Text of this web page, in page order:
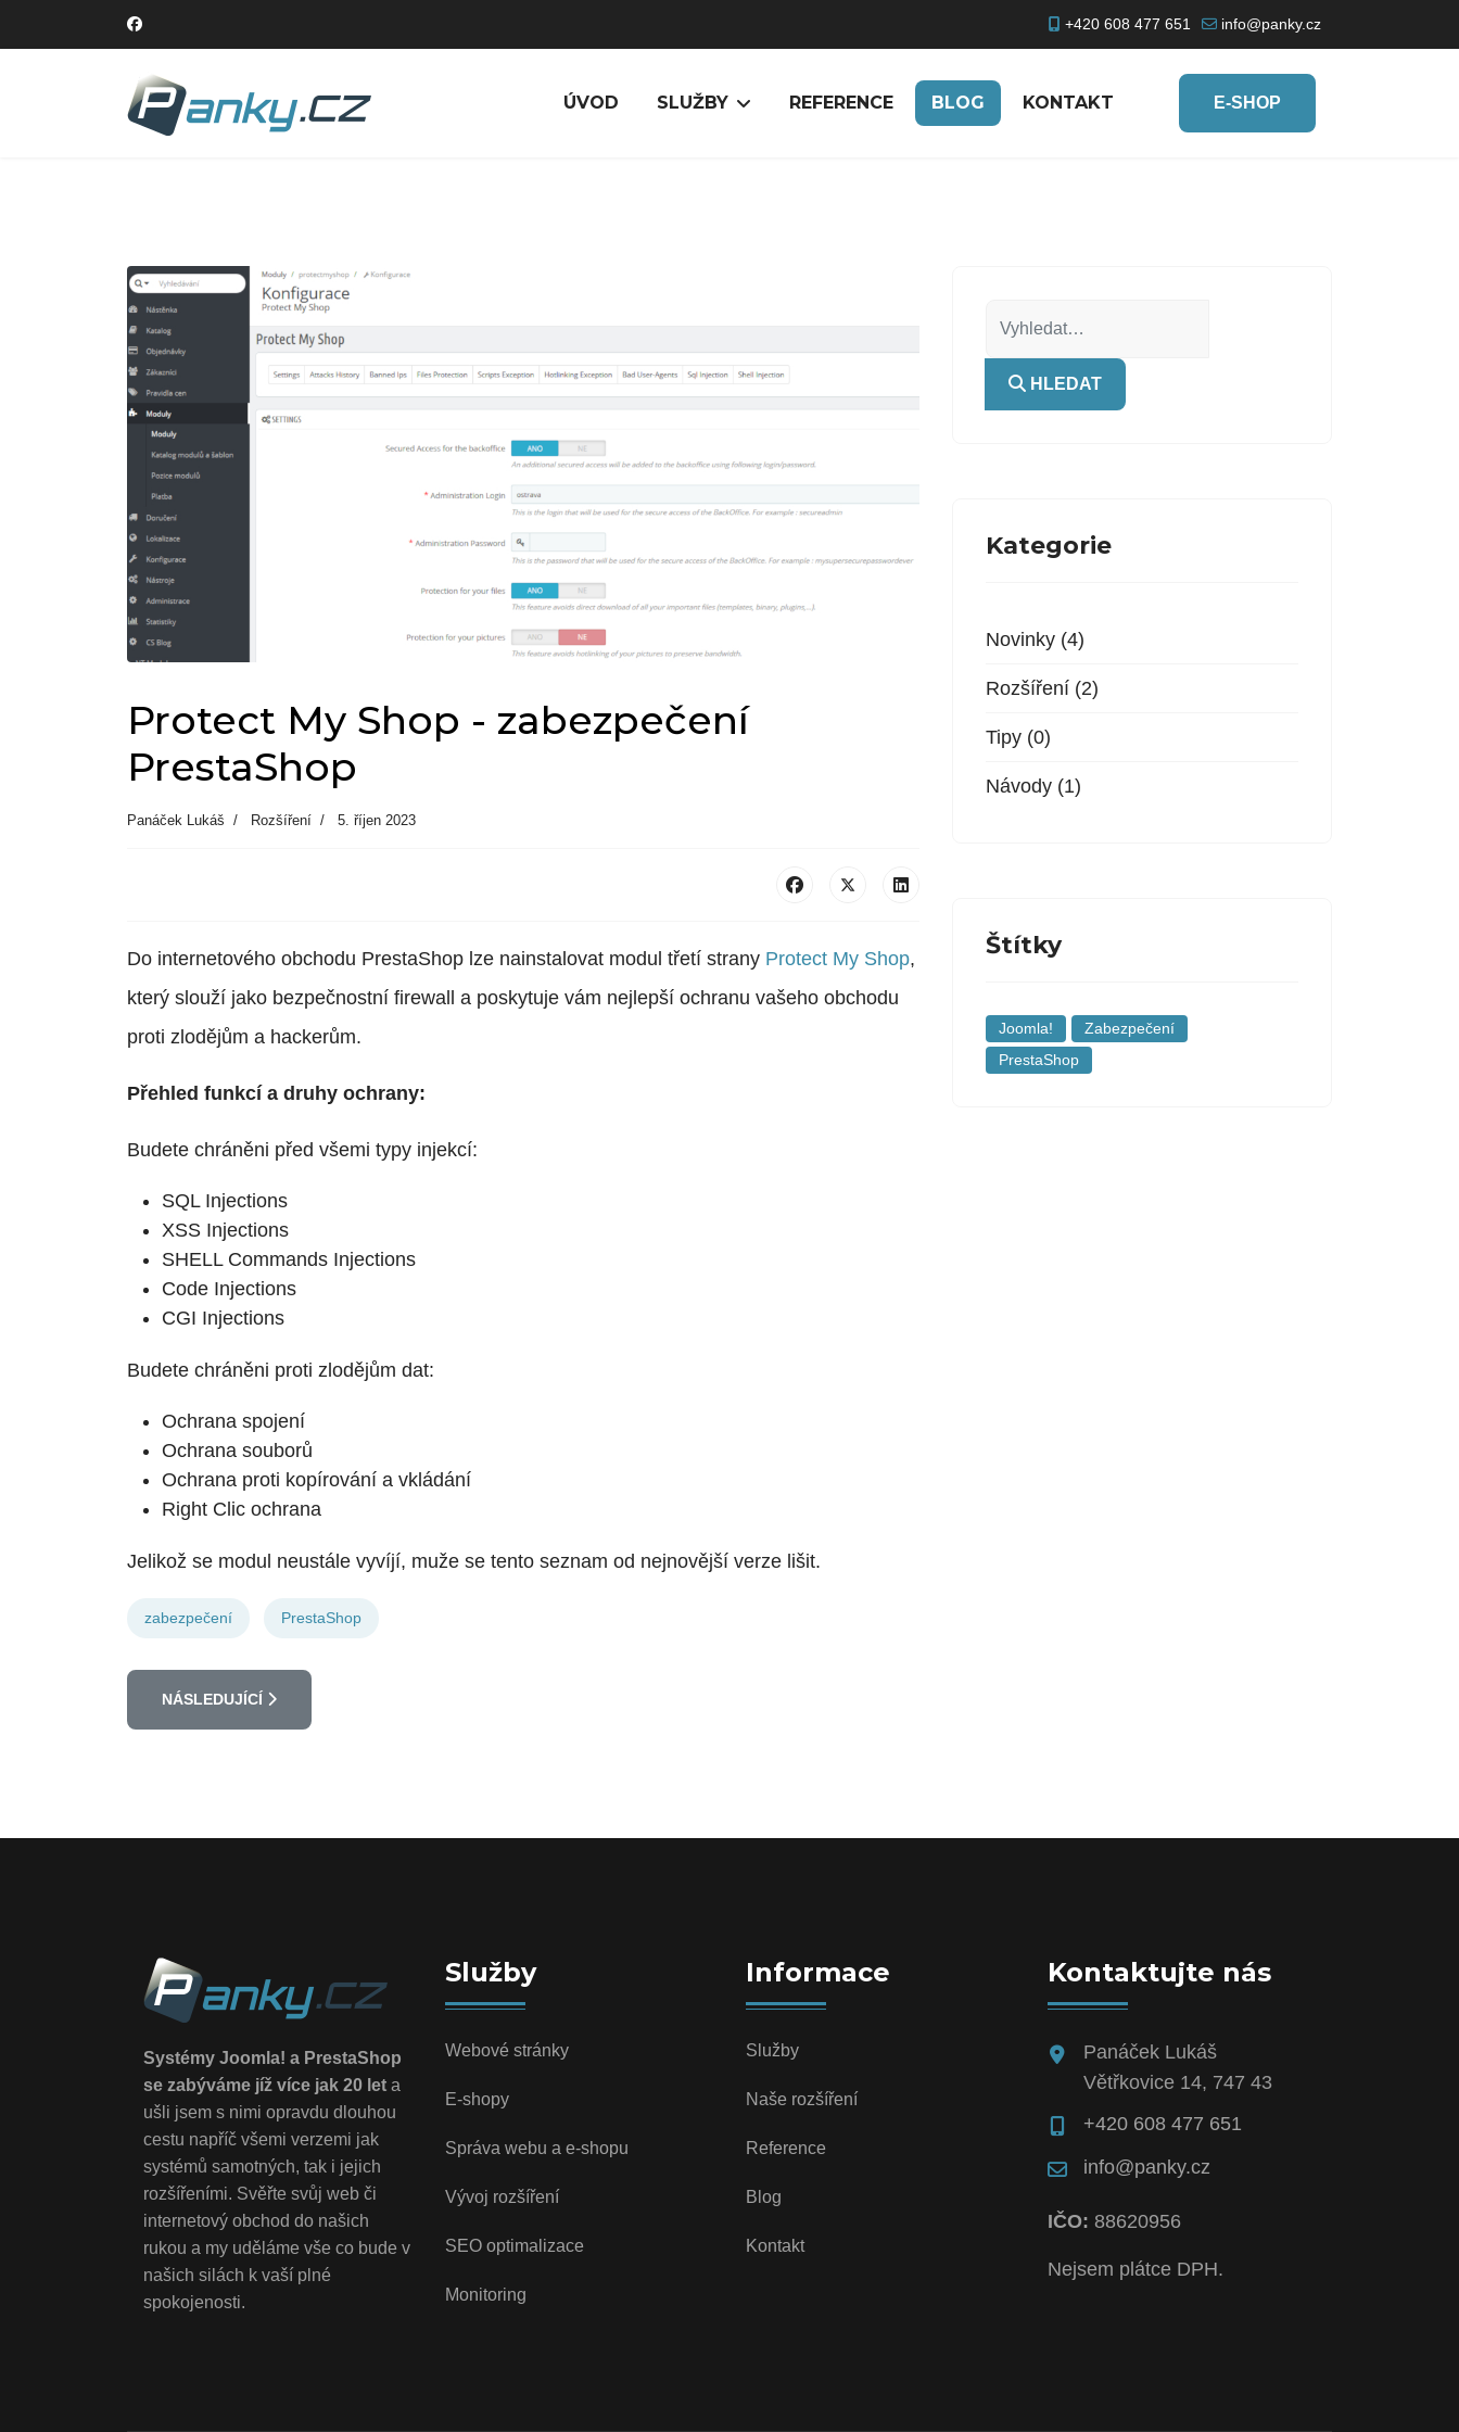
+420 608 477 651 info@panky.cz
ÚVOD SLUŽBY REFERENCE BLOG KONTAKT E-SHOP
Protect My Shop - zabezpečení
PrestaShop
Panáček Lukáš Rozšíření 5. říjen 2023
Do internetového obchodu PrestaShop lze nainstalovat modul třetí strany Protect My Shop,
který slouží jako bezpečnostní firewall a poskytuje vám nejlepší ochranu vašeho obchodu
proti zlodějům a hackerům.
Přehled funkcí a druhy ochrany:
Budete chráněni před všemi typy injekcí:
SQL Injections
XSS Injections
SHELL Commands Injections
Code Injections
CGI Injections
Budete chráněni proti zlodějům dat:
Ochrana spojení
Ochrana souborů
Ochrana proti kopírování a vkládání
Right Clic ochrana
Jelikož se modul neustále vyvíjí, muže se tento seznam od nejnovější verze lišit.
zabezpečení PrestaShop
DALŠÍ ČLÁNEK: ADMINTOOLS - ZABEZPEČENÍ JOOMLA!
NÁSLEDUJÍCÍ
HLEDAT
Kategorie
Novinky (4)
Rozšíření (2)
Tipy (0)
Návody (1)
Štítky
Joomla!
Zabezpečení
PrestaShop
Systémy Joomla! a PrestaShop
se zabýváme jíž více jak 20 let a
ušli jsem s nimi opravdu dlouhou
cestu napříč všemi verzemi jak
systémů samotných, tak i jejich
rozšířeními. Svěřte svůj web či
internetový obchod do našich
rukou a my uděláme vše co bude v
našich silách k vaší plné
spokojenosti.
Služby
Webové stránky
E-shopy
Správa webu a e-shopu
Vývoj rozšíření
SEO optimalizace
Monitoring
Informace
Služby
Naše rozšíření
Reference
Blog
Kontakt
Kontaktujte nás
Panáček Lukáš
Větřkovice 14, 747 43
+420 608 477 651
info@panky.cz
IČO: 88620956
Nejsem plátce DPH.